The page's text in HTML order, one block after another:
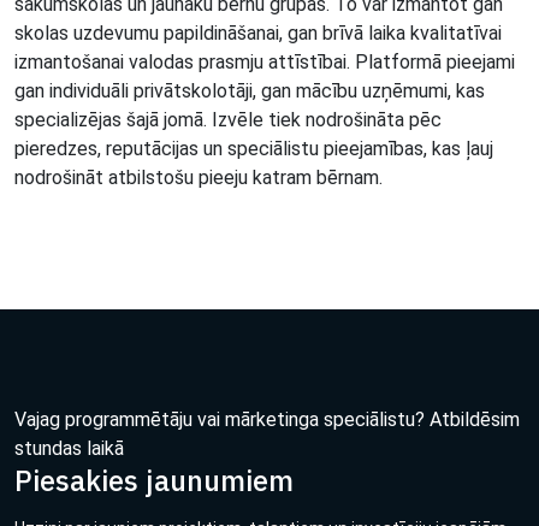
skolas uzdevumu papildināšanai, gan brīvā laika kvalitatīvai
izmantošanai valodas prasmju attīstībai. Platformā pieejami
gan individuāli privātskolotāji, gan mācību uzņēmumi, kas
specializējas šajā jomā. Izvēle tiek nodrošināta pēc
pieredzes, reputācijas un speciālistu pieejamības, kas ļauj
nodrošināt atbilstošu pieeju katram bērnam.
Vajag programmētāju vai mārketinga speciālistu? Atbildēsim
stundas laikā
Piesakies jaunumiem